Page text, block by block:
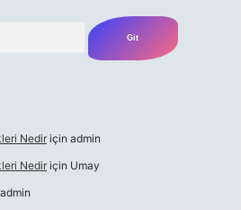
Nedir için admin
Nedir için Umay
admin